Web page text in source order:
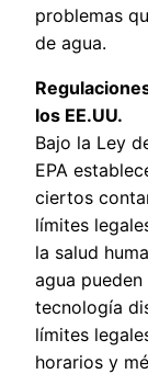
problemas
de agua.
los EE.UU.
Bajo la Ley
EPA
ciertos
límites
la salud
agua
tecnología
límites
horarios y